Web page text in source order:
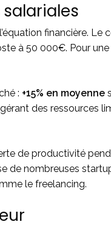
financière. Le
à 50 000€. Pour
: +15% en moyenne
des ressources
de productivité
de nombreuses
le freelancing.